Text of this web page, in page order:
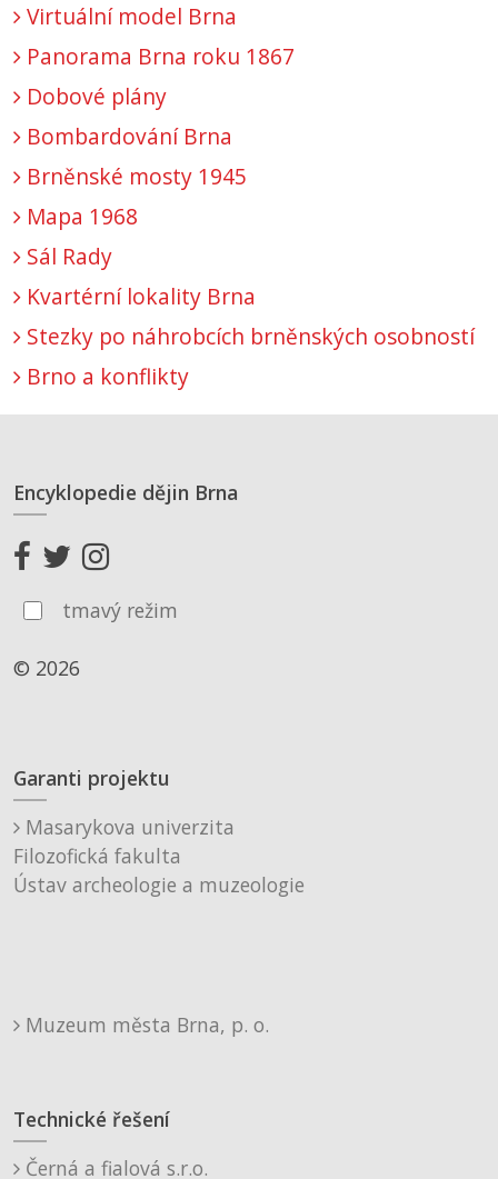
Virtuální model Brna
Panorama Brna roku 1867
Dobové plány
Bombardování Brna
Brněnské mosty 1945
Mapa 1968
Sál Rady
Kvartérní lokality Brna
Stezky po náhrobcích brněnských osobností
Brno a konflikty
Encyklopedie dějin Brna
tmavý režim
© 2026
Garanti projektu
Masarykova univerzita
Filozofická fakulta
Ústav archeologie a muzeologie
Muzeum města Brna, p. o.
Technické řešení
Černá a fialová s.r.o.